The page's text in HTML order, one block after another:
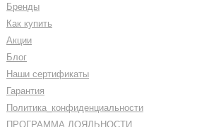
Бренды
Как купить
Акции
Блог
Наши сертификаты
Гарантия
Политика конфиденциальности
ПРОГРАММА ЛОЯЛЬНОСТИ